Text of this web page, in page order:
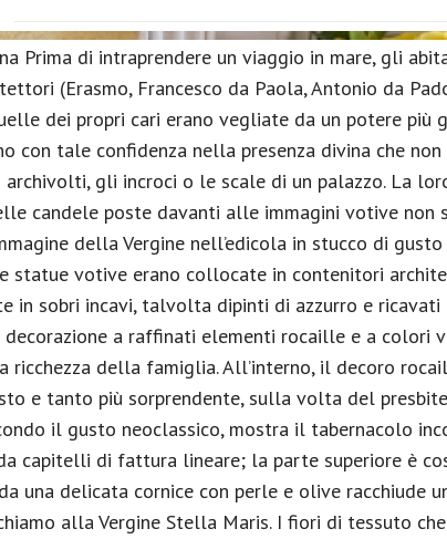
Prima di intraprendere un viaggio in mare, gli
(Erasmo, Francesco da Paola, Antonio da
dei propri cari erano vegliate da un potere più
con tale confidenza nella presenza divina che
gli incroci o le scale di un palazzo. La
candele poste davanti alle immagini votive non
della Vergine nell’edicola in stucco di
statue votive erano collocate in contenitori
in sobri incavi, talvolta dipinti di azzurro e
decorazione a raffinati elementi rocaille e a
ricchezza della famiglia. All’interno, il decoro
e tanto più sorprendente, sulla volta del
il gusto neoclassico, mostra il tabernacolo
capitelli di fattura lineare; la parte superiore è
una delicata cornice con perle e olive racchiude
alla Vergine Stella Maris. I fiori di tessuto